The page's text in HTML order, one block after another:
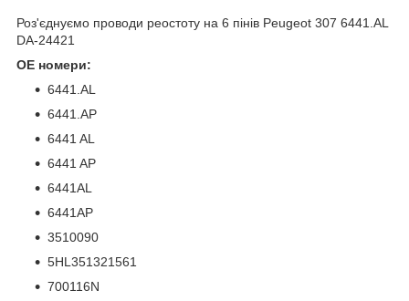
Роз'єднуємо проводи реостоту на 6 пінів Peugeot 307 6441.AL
DA-24421
OE номери:
6441.AL
6441.AP
6441 AL
6441 AP
6441AL
6441AP
3510090
5HL351321561
700116N